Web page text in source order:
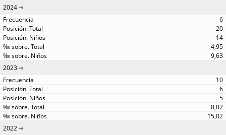
2024
6
20
14
4,95
9,63
2023
10
6
5
8,02
15,02
2022